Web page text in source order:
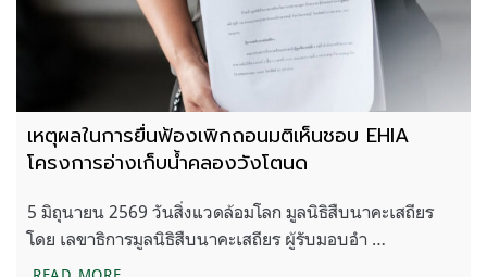
เหตุผลในการยื่นฟ้องเพิกถอนมติเห็นชอบ EHIA
โครงการอ่างเก็บน้ำคลองวังโตนด
5 มิถุนายน 2569 วันสิ่งแวดล้อมโลก มูลนิธิสืบนาคะเสถียร
โดย เลขาธิการมูลนิธิสืบนาคะเสถียร ผู้รับมอบอำ …